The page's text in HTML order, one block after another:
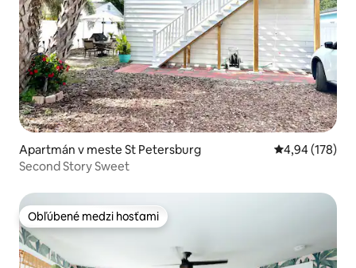
Apartmán v meste St Petersburg Priemerné
4,94 (178)
Second Story Sweet
Obľúbené medzi hosťami
Obľúbené medzi hosťami